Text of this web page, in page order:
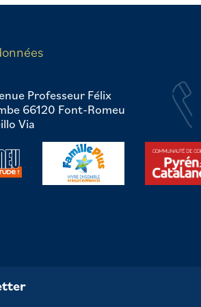
Professeur Félix
66120 Font-Romeu
Via